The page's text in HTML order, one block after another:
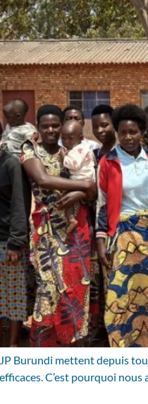
Burundi mettent depuis
C’est pourquoi